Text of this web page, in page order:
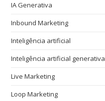
IA Generativa
Inbound Marketing
Inteligência artificial
Inteligência artificial generativa
Live Marketing
Loop Marketing